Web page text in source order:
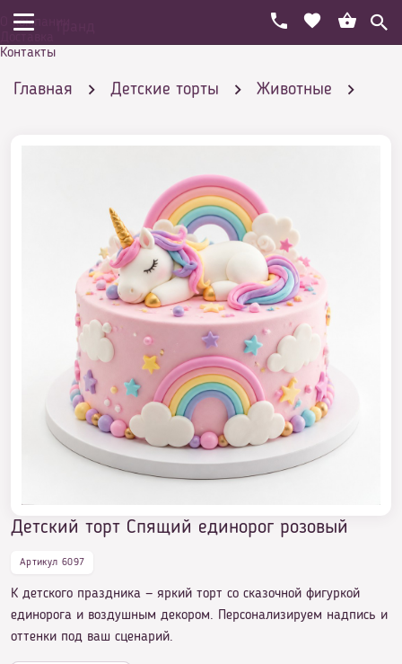
О компании
Контакты
Главная Детские торты Животные
Купить торт Спящий Единорог ребенку - лучше не
придумаешь!
Детский торт Спящий единорог розовый
Детский торт Спящий единорог розовый
Артикул 6097
К детского праздника — яркий торт со сказочной фигуркой
единорога и воздушным декором. Персонализируем надпись и
оттенки под ваш сценарий.